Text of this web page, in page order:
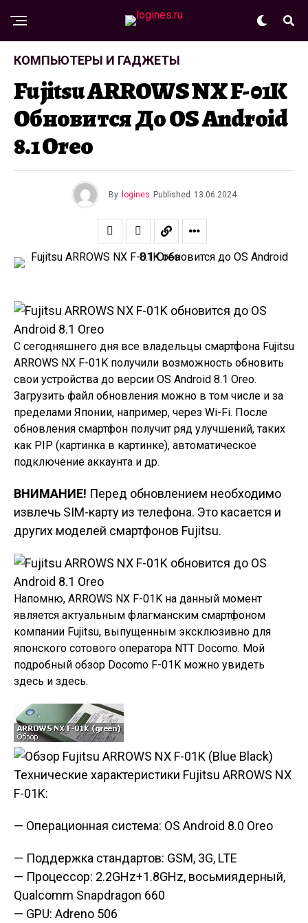
КОМПЬЮТЕРЫ И ГАДЖЕТЫ
Fujitsu ARROWS NX F-01K
Обновится До OS Android
8.1 Oreo
By logines Published 13.06.2024
С сегодняшнего дня все владельцы смартфона Fujitsu
ARROWS NX F-01K получили возможность обновить
свои устройства до версии OS Android 8.1 Oreo.
Загрузить файл обновления можно в том числе и за
пределами Японии, например, через Wi-Fi. После
обновления смартфон получит ряд улучшений, таких
как PIP (картинка в картинке), автоматическое
подключение аккаунта и др.
ВНИМАНИЕ! Перед обновлением необходимо
извлечь SIM-карту из телефона. Это касается и
других моделей смартфонов Fujitsu.
Напомню, ARROWS NX F-01K на данный момент
является актуальным флагманским смартфоном
компании Fujitsu, выпущенным эксклюзивно для
японского сотового оператора NTT Docomo. Мой
подробный обзор Docomo F-01K можно увидеть
здесь и здесь.
Технические характеристики Fujitsu ARROWS NX
F-01K:
— Операционная система: OS Android 8.0 Oreo
— Поддержка стандартов: GSM, 3G, LTE
— Процессор: 2.2GHz+1.8GHz, восьмиядерный,
Qualcomm Snapdragon 660
— GPU: Adreno 506